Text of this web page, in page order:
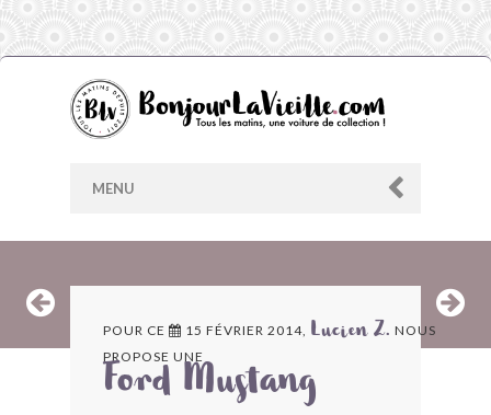
MENU
ARCHIVES
POUR CE 15 FÉVRIER 2014, Lucien Z. NOUS
PROPOSE UNE
Ford Mustang